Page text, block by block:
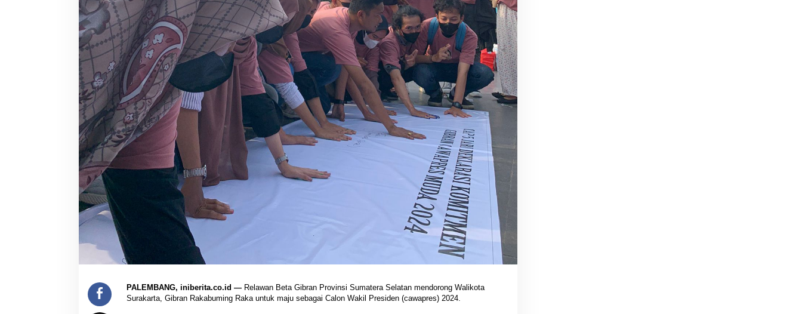
PALEMBANG, iniberita.co.id —Relawan Beta Gibran Provinsi Sumatera Selatan mendorong Walikota
Surakarta, Gibran Rakabuming Raka untuk maju sebagai Calon Wakil Presiden (cawapres) 2024.